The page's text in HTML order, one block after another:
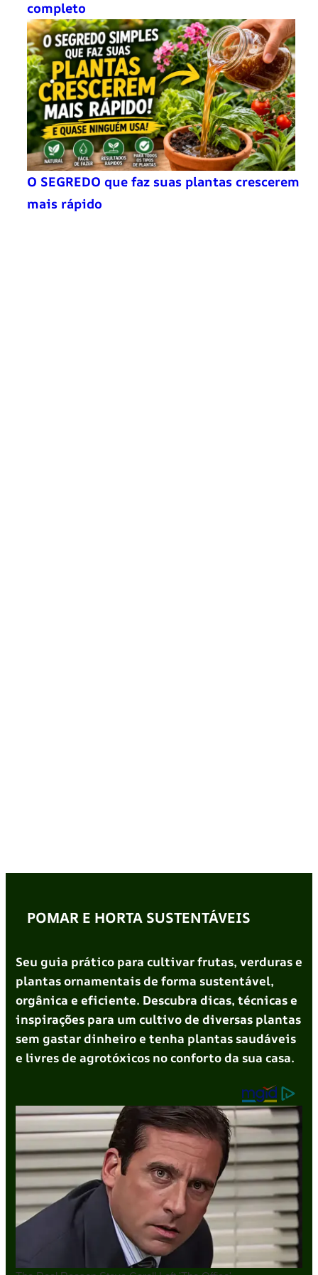
completo
O SEGREDO que faz suas plantas crescerem
mais rápido
POMAR E HORTA SUSTENTÁVEIS
Seu guia prático para cultivar frutas, verduras e
plantas ornamentais de forma sustentável,
orgânica e eficiente. Descubra dicas, técnicas e
inspirações para um cultivo de diversas plantas
sem gastar dinheiro e tenha plantas saudáveis
e livres de agrotóxicos no conforto da sua casa.